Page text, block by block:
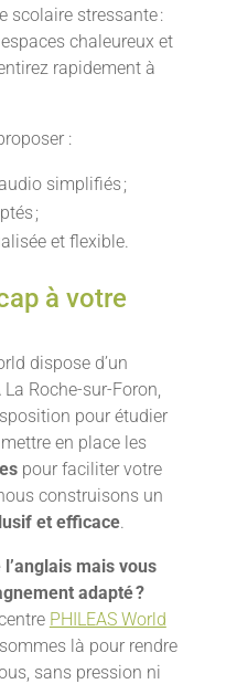
scolaire stressante :
chaleureux et
rapidement à
:
simplifiés ;
;
et flexible.
à votre
dispose d’un
Roche-sur-Foron,
pour étudier
en place les
pour faciliter votre
construisons un
et efficace.
mais vous
adapté ?
PHILEAS World
là pour rendre
sans pression ni